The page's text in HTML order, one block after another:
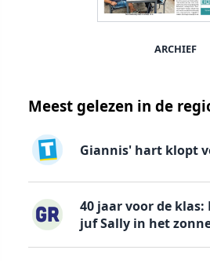
ARCHIEF
Meest gelezen in de
Giannis' hart klopt
40 jaar voor de klas:
juf Sally in het